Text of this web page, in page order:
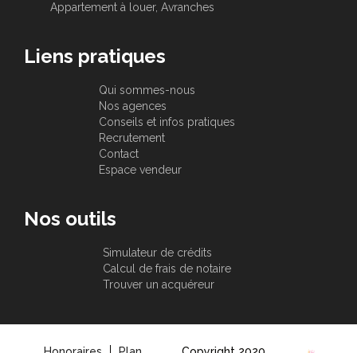
Appartement à louer, Avranches
Liens pratiques
Qui sommes-nous
Nos agences
Conseils et infos pratiques
Recrutement
Contact
Espace vendeur
Nos outils
Simulateur de crédits
Calcul de frais de notaire
Trouver un acquéreur